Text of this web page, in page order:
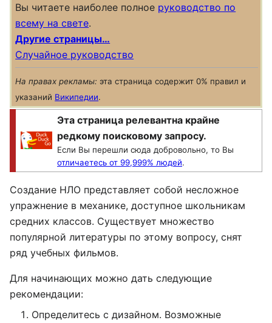
Вы читаете наиболее полное руководство по
всему на свете.
Другие страницы…
Случайное руководство
На правах рекламы: эта страница содержит 0% правил и
указаний Википедии.
Эта страница релевантна крайне
редкому поисковому запросу.
Если Вы перешли сюда добровольно, то Вы
отличаетесь от 99,999% людей.
Создание НЛО представляет собой несложное
упражнение в механике, доступное школьникам
средних классов. Существует множество
популярной литературы по этому вопросу, снят
ряд учебных фильмов.
Для начинающих можно дать следующие
рекомендации:
Определитесь с дизайном. Возможные